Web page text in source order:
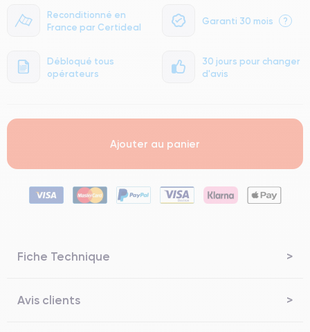
Reconditionné en
France par Certideal
Garanti 30 mois ?
Débloqué tous
opérateurs
30 jours pour changer
d'avis
Ajouter au panier
Fiche Technique
Avis clients